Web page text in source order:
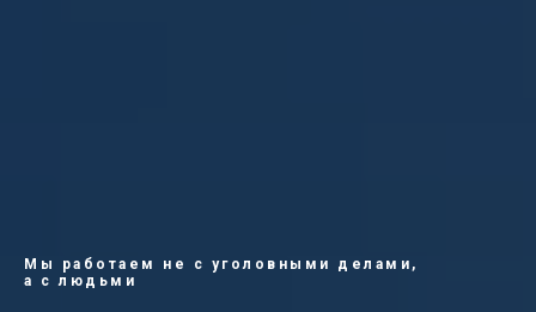
Мы работаем не с уголовными делами,
а с людьми